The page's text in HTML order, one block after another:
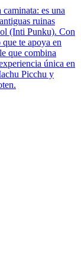
es una
ruinas
(Inti Punku). Con
te apoya en
que combina
única en
Picchu y